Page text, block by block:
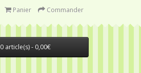
Panier Commander
0 article(s) - 0,00€